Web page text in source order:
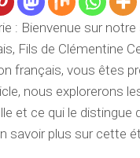
: Bienvenue sur
Fils de Clémentine
français, vous êtes
nous explorerons
et ce qui le
savoir plus sur cette